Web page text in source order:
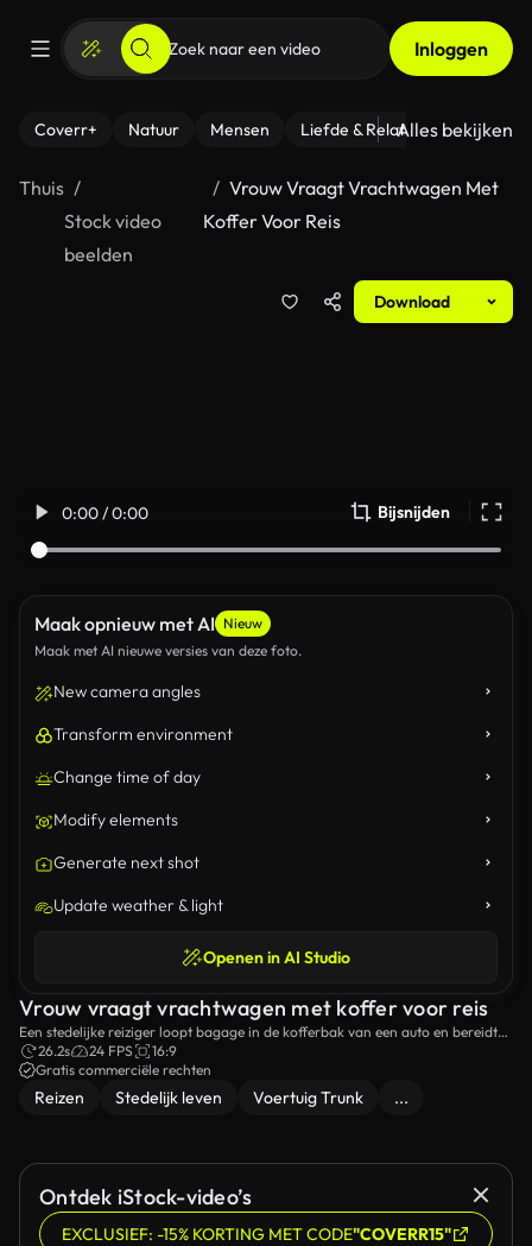
Inloggen
Coverr+ Natuur Mensen Liefde & Relaties - Fitness
Alles bekijken
Thuis
Stock video
beelden
Vrouw Vraagt Vrachtwagen Met
Koffer Voor Reis
Download
0:00 / 0:00 Bijsnijden
Maak opnieuw met AI Nieuw
Maak met AI nieuwe versies van deze foto.
New camera angles
Transform environment
Change time of day
Modify elements
Generate next shot
Update weather & light
Openen in AI Studio
Vrouw vraagt vrachtwagen met koffer voor reis
Een stedelijke reiziger loopt bagage in de kofferbak van een auto en bereidt
zich voor op een reis.De scène vangt de opwinding van het starten van een
nieuw avontuur en de nodige voorbereidingen die het vereist.
26.2s 24 FPS
16:9
Gratis commerciële rechten
Reizen Stedelijk leven Voertuig Trunk ...
Ontdek iStock-video’s
EXCLUSIEF: -15% KORTING MET CODE"COVERR15"